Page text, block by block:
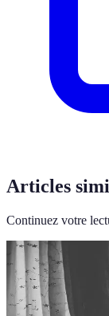
Articles
Continuez votre